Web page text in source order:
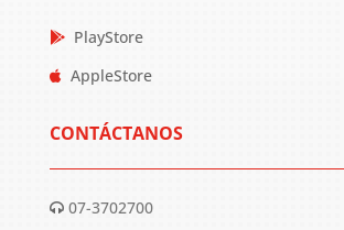
PlayStore
AppleStore
CONTÁCTANOS
07-3702700